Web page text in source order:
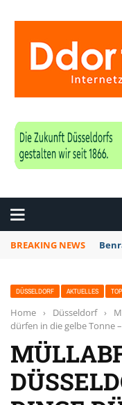
BREAKING NEWS
DÜSSELDORF AKTUELLES
Home › Düsseldorf ›
dürfen in die gelbe Tonne